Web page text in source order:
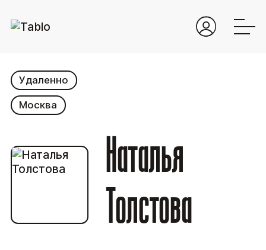
Наталья
Толстова
Удаленно
Москва